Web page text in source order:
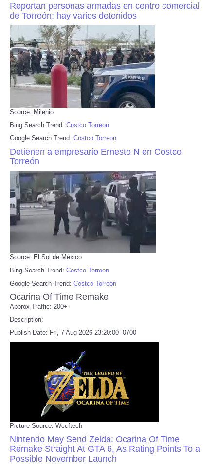
Reportan personas armadas en centro comercial
de Torreón; hay varios detenidos
Source: Milenio
Bing Search Trend: Costco Torreon
Google Search Trend: Costco Torreon
Detienen a empresario Ernesto N en Costco
Torreón
Source: El Sol de México
Bing Search Trend: Costco Torreon
Google Search Trend: Costco Torreon
Ocarina Of Time Remake
Approx Traffic: 200+
Description:
Publish Date: Fri, 7 Aug 2026 23:20:00 -0700
Picture Source: Wccftech
Nintendo May Send Zelda: Ocarina Of Time
Remake Straight At GTA 6, As Rating Points To a
Possible November Launch